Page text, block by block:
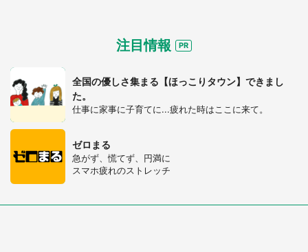
選択する
注目情報
全国の優しさ集まる【ほっこりタウン】できまし
た。
仕事に家事に子育てに...疲れた時はここに来て。
ゼロまる
急がず、慌てず、円満に
スマホ疲れのストレッチ